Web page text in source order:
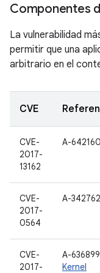
Componentes
La vulnerabilidad
permitir que una
arbitrario en el
CVE
CVE-
2017-
13162
A-
CVE-
2017-
0564
A-
CVE-
2017-
A-
Kernel